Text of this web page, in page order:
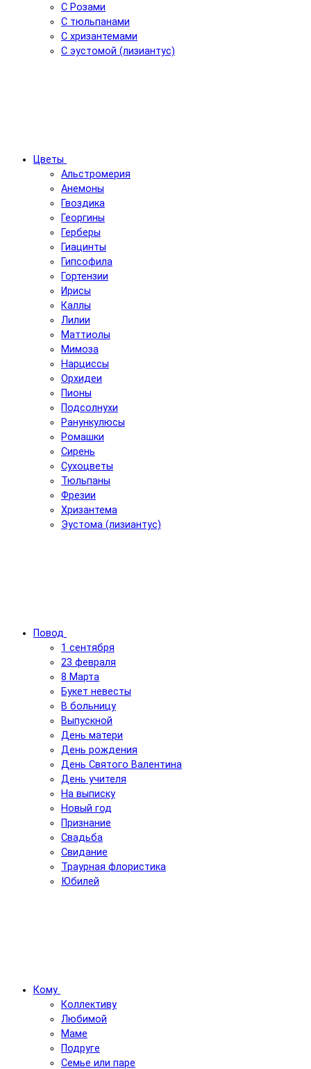
С Розами
С тюльпанами
С хризантемами
С эустомой (лизиантус)
Цветы
Альстромерия
Анемоны
Гвоздика
Георгины
Герберы
Гиацинты
Гипсофила
Гортензии
Ирисы
Каллы
Лилии
Маттиолы
Мимоза
Нарциссы
Орхидеи
Пионы
Подсолнухи
Ранункулюсы
Ромашки
Сирень
Сухоцветы
Тюльпаны
Фрезии
Хризантема
Эустома (лизиантус)
Повод
1 сентября
23 февраля
8 Марта
Букет невесты
В больницу
Выпускной
День матери
День рождения
День Святого Валентина
День учителя
На выписку
Новый год
Признание
Свадьба
Свидание
Траурная флористика
Юбилей
Кому
Коллективу
Любимой
Маме
Подруге
Семье или паре